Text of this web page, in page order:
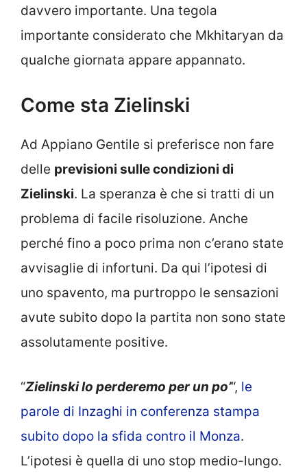
davvero importante. Una tegola
importante considerato che Mkhitaryan da
qualche giornata appare appannato.
Come sta Zielinski
Ad Appiano Gentile si preferisce non fare
delle previsioni sulle condizioni di
Zielinski. La speranza è che si tratti di un
problema di facile risoluzione. Anche
perché fino a poco prima non c’erano state
avvisaglie di infortuni. Da qui l’ipotesi di
uno spavento, ma purtroppo le sensazioni
avute subito dopo la partita non sono state
assolutamente positive.
“Zielinski lo perderemo per un po’“, le
parole di Inzaghi in conferenza stampa
subito dopo la sfida contro il Monza.
L’ipotesi è quella di uno stop medio-lungo.